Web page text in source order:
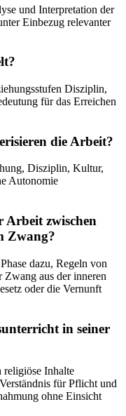
und Interpretation der
Einbezug relevanter
Disziplin,
für das Erreichen
die Arbeit?
Disziplin, Kultur,
Autonomie
Arbeit zwischen
Zwang?
dazu, Regeln von
Zwang aus der inneren
oder die Vernunft
in seiner
religiöse Inhalte
für Pflicht und
ohne Einsicht